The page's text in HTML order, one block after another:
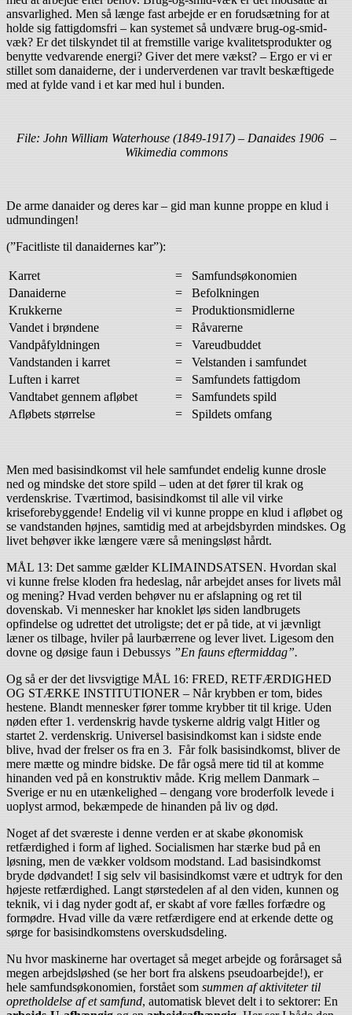
ansvarlighed. Men så længe fast arbejde er en forudsætning for at
holde sig fattigdomsfri – kan systemet så undvære brug-og-smid-
væk? Er det tilskyndet til at fremstille varige kvalitetsprodukter og
benytte vedvarende energi? Giver det mere vækst? – Ergo er vi er
stillet som danaiderne, der i underverdenen var travlt beskæftigede
med at fylde vand i et kar med hul i bunden.
File: John William Waterhouse (1849-1917) – Danaides 1906 –
Wikimedia commons
De arme danaider og deres kar – gid man kunne proppe en klud i
udmundingen!
(”Facitliste til danaidernes kar”):
Karret =
Samfundsøkonomien
Danaiderne
=
Befolkningen
Krukkerne
=
Produktionsmidlerne
Vandet i brøndene
=
Råvarerne
Vandpåfyldningen
=
Vareudbuddet
Vandstanden i karret
=
Velstanden i samfundet
Luften i karret
=
Samfundets fattigdom
Vandtabet gennem afløbet
=
Samfundets spild
Afløbets størrelse
= Spildets omfang
Men med basisindkomst vil hele samfundet endelig kunne drosle
ned og mindske det store spild – uden at det fører til krak og
verdenskrise. Tværtimod, basisindkomst til alle vil virke
kriseforebyggende! Endelig vil vi kunne proppe en klud i afløbet og
se vandstanden højnes, samtidig med at arbejdsbyrden mindskes. Og
livet behøver ikke længere være så meningsløst hårdt.
MÅL 13: Det samme gælder KLIMAINDSATSEN. Hvordan skal
vi kunne frelse kloden fra hedeslag, når arbejdet anses for livets mål
og mening? Hvad verden behøver nu er afslapning og ret til
dovenskab. Vi mennesker har knoklet løs siden landbrugets
opfindelse og udrettet det utroligste; det er på tide, at vi jævnligt
læner os tilbage, hviler på laurbærrene og lever livet. Ligesom den
dovne og døsige faun i Debussys ”En fauns eftermiddag”.
Og så er der det livsvigtige MÅL 16: FRED, RETFÆRDIGHED
OG STÆRKE INSTITUTIONER – Når krybben er tom, bides
hestene. Blandt mennesker fører tomme krybber tit til krige. Uden
nøden efter 1. verdenskrig havde tyskerne aldrig valgt Hitler og
startet 2. verdenskrig. Universel basisindkomst kan i sidste ende
blive, hvad der frelser os fra en 3. Får folk basisindkomst, bliver de
mere mætte og mindre bidske. De får også mere tid til at komme
hinanden ved på en konstruktiv måde. Krig mellem Danmark –
Sverige er nu en utænkelighed – dengang vore broderfolk levede i
uoplyst armod, bekæmpede de hinanden på liv og død.
Noget af det sværeste i denne verden er at skabe økonomisk
retfærdighed i form af lighed. Socialismen har stærke bud på en
løsning, men de vækker voldsom modstand. Lad basisindkomst
bryde dødvandet! I sig selv vil basisindkomst være et udtryk for den
højeste retfærdighed. Langt størstedelen af al den viden, kunnen og
teknik, vi i dag nyder godt af, er skabt af vore fælles forfædre og
formødre. Hvad ville da være retfærdigere end at erkende dette og
sørge for basisindkomstens overskudsdeling.
Nu hvor maskinerne har overtaget så meget arbejde og forårsaget så
megen arbejdsløshed (se her bort fra alskens pseudoarbejde!), er
hele samfundsøkonomien, forstået som summen af aktiviteter til
opretholdelse af et samfund, automatisk blevet delt i to sektorer: En